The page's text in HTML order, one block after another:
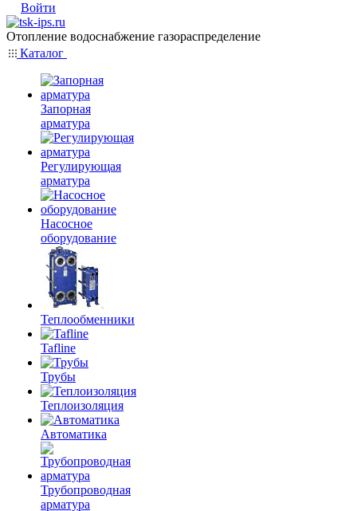
Войти
Отопление водоснабжение газораспределение
Каталог
Запорная
арматура
Регулирующая
арматура
Насосное
оборудование
Теплообменники
Tafline
Трубы
Теплоизоляция
Автоматика
Трубопроводная
арматура